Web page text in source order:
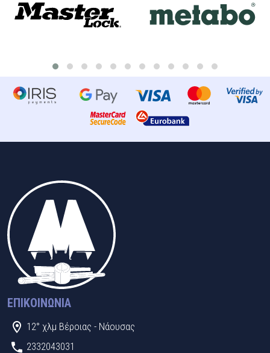
ΕΠΙΚΟΙΝΩΝΊΑ
12° χλμ Βέροιας - Νάουσας
2332043031